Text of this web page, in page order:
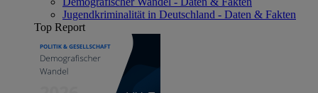
Jugendkriminalität in Deutschland - Daten & Fakten
Top Report